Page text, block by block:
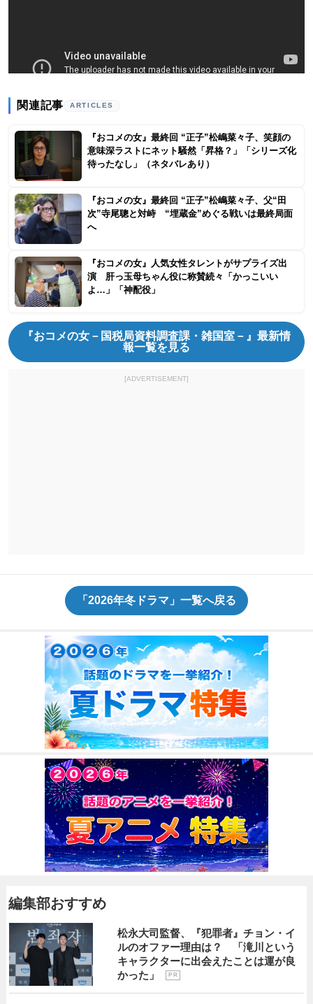
関連記事 ARTICLES
『おコメの女』最終回 “正子”松嶋菜々子、笑顔の
意味深ラストにネット騒然「昇格？」「シリーズ化
待ったなし」（ネタバレあり）
『おコメの女』最終回 “正子”松嶋菜々子、父“田
次”寺尾聰と対峙 “埋蔵金”めぐる戦いは最終局面
へ
『おコメの女』人気女性タレントがサプライズ出
演 肝っ玉母ちゃん役に称賛続々「かっこいい
よ…」「神配役」
『おコメの女－国税局資料調査課・雑国室－』最新情
報一覧を見る
[ADVERTISEMENT]
「2026年冬ドラマ」一覧へ戻る
編集部おすすめ
松永大司監督、『犯罪者』チョン・イ
ルのオファー理由は？ 「滝川という
キャラクターに出会えたことは運が良
かった」
P R